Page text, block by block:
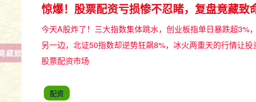
惊爆！股票配资亏损惨不忍睹，复盘竟藏致
今天A股炸了！三大指数集体跳水，创业板指单日暴跌超3%
另一边，北证50指数却逆势狂飙8%，冰火两重天的行情让
股票配资市场
配资